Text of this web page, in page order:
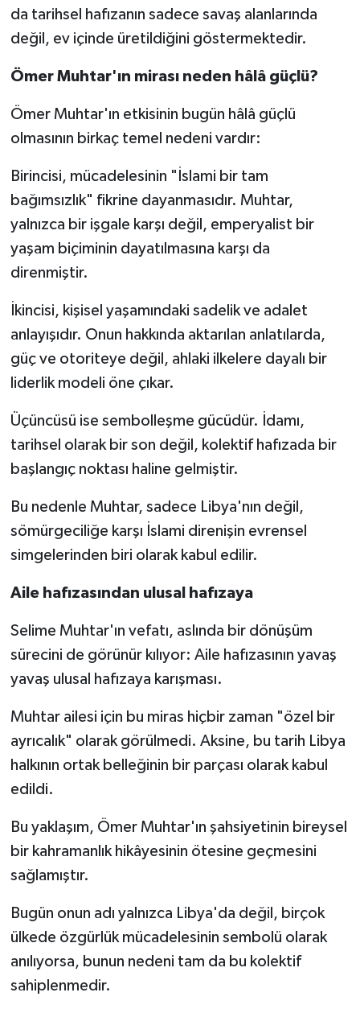
da tarihsel hafızanın sadece savaş alanlarında
değil, ev içinde üretildiğini göstermektedir.
Ömer Muhtar'ın mirası neden hâlâ güçlü?
Ömer Muhtar'ın etkisinin bugün hâlâ güçlü
olmasının birkaç temel nedeni vardır:
Birincisi, mücadelesinin "İslami bir tam
bağımsızlık" fikrine dayanmasıdır. Muhtar,
yalnızca bir işgale karşı değil, emperyalist bir
yaşam biçiminin dayatılmasına karşı da
direnmiştir.
İkincisi, kişisel yaşamındaki sadelik ve adalet
anlayışıdır. Onun hakkında aktarılan anlatılarda,
güç ve otoriteye değil, ahlaki ilkelere dayalı bir
liderlik modeli öne çıkar.
Üçüncüsü ise sembolleşme gücüdür. İdamı,
tarihsel olarak bir son değil, kolektif hafızada bir
başlangıç noktası haline gelmiştir.
Bu nedenle Muhtar, sadece Libya'nın değil,
sömürgeciliğe karşı İslami direnişin evrensel
simgelerinden biri olarak kabul edilir.
Aile hafızasından ulusal hafızaya
Selime Muhtar'ın vefatı, aslında bir dönüşüm
sürecini de görünür kılıyor: Aile hafızasının yavaş
yavaş ulusal hafızaya karışması.
Muhtar ailesi için bu miras hiçbir zaman "özel bir
ayrıcalık" olarak görülmedi. Aksine, bu tarih Libya
halkının ortak belleğinin bir parçası olarak kabul
edildi.
Bu yaklaşım, Ömer Muhtar'ın şahsiyetinin bireysel
bir kahramanlık hikâyesinin ötesine geçmesini
sağlamıştır.
Bugün onun adı yalnızca Libya'da değil, birçok
ülkede özgürlük mücadelesinin sembolü olarak
anılıyorsa, bunun nedeni tam da bu kolektif
sahiplenmedir.